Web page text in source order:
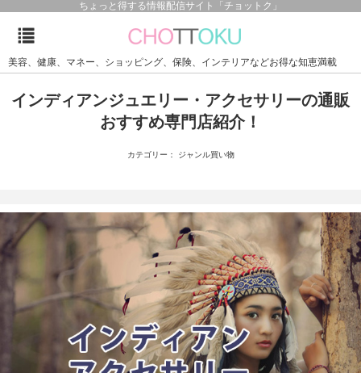
ちょっと得する情報配信サイト「チョットク」
美容、健康、マネー、ショッピング、保険、インテリアなどお得な知恵満載
インディアンジュエリー・アクセサリーの通販
おすすめ専門店紹介！
カテゴリー： ジャンル買い物